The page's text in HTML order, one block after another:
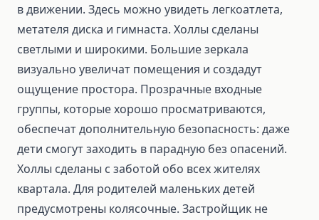
в движении. Здесь можно увидеть легкоатлета,
метателя диска и гимнаста. Холлы сделаны
светлыми и широкими. Большие зеркала
визуально увеличат помещения и создадут
ощущение простора. Прозрачные входные
группы, которые хорошо просматриваются,
обеспечат дополнительную безопасность: даже
дети смогут заходить в парадную без опасений.
Холлы сделаны с заботой обо всех жителях
квартала. Для родителей маленьких детей
предусмотрены колясочные. Застройщик не